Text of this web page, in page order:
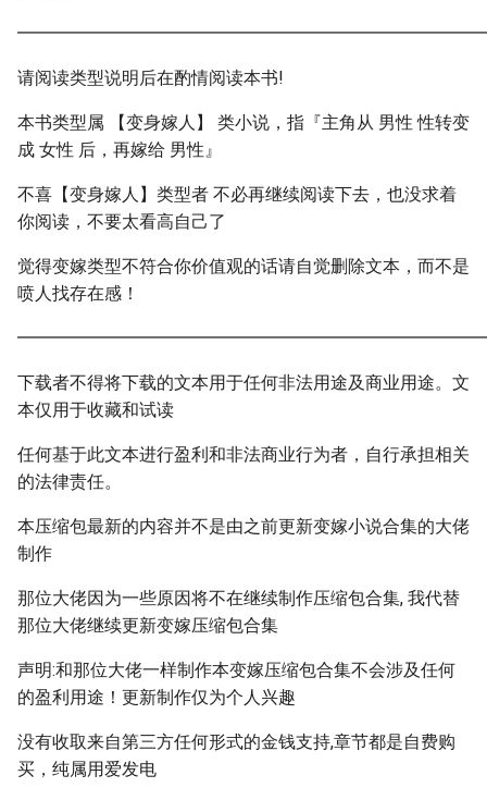
请阅读类型说明后在酌情阅读本书!
本书类型属 【变身嫁人】 类小说，指『主角从 男性 性转变
成 女性 后，再嫁给 男性』
不喜【变身嫁人】类型者 不必再继续阅读下去，也没求着
你阅读，不要太看高自己了
觉得变嫁类型不符合你价值观的话请自觉删除文本，而不是
喷人找存在感！
下载者不得将下载的文本用于任何非法用途及商业用途。文
本仅用于收藏和试读
任何基于此文本进行盈利和非法商业行为者，自行承担相关
的法律责任。
本压缩包最新的内容并不是由之前更新变嫁小说合集的大佬
制作
那位大佬因为一些原因将不在继续制作压缩包合集, 我代替
那位大佬继续更新变嫁压缩包合集
声明:和那位大佬一样制作本变嫁压缩包合集不会涉及任何
的盈利用途！更新制作仅为个人兴趣
没有收取来自第三方任何形式的金钱支持,章节都是自费购
买，纯属用爱发电